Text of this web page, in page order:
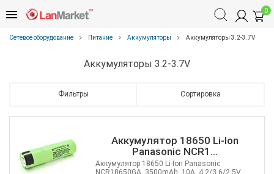
0
Сетевое оборудование Питание Аккумуляторы Аккумуляторы 3.2-3.7V
Аккумуляторы 3.2-3.7V
Фильтры Сортировка
Аккумулятор 18650 Li-Ion
Panasonic NCR1...
Аккумулятор 18650 Li-Ion Panasonic
NCR18650GA, 3500mAh, 10A, 4.2/3.6/2.5V,